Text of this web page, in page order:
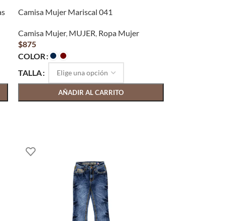
Camisa Mujer Mariscal 041
Camisa Mujer, MUJER Ropa Mujer
$875
COLOR
TALLA
AÑADIR AL CARRITO